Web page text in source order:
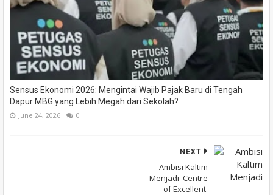
Sensus Ekonomi 2026: Mengintai Wajib Pajak Baru di Tengah
Dapur MBG yang Lebih Megah dari Sekolah?
June 24, 2026 0
NEXT
Ambisi Kaltim
Menjadi 'Centre
of Excellent'